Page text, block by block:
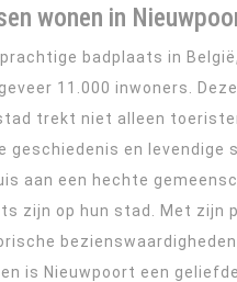
wonen in
badplaats in
11.000 inwoners. Deze
trekt niet alleen
geschiedenis en levendige
aan een hechte
zijn op hun stad. Met zijn
bezienswaardigheden
is Nieuwpoort een geliefde